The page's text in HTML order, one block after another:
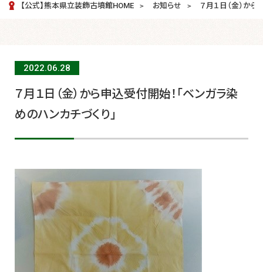
【公式】熊本県立装飾古墳館HOME お知らせ ７月１日（金）か
2022.06.28
７月１日（金）から申込受付開始！「ベンガラ染
めのハンカチづくり」